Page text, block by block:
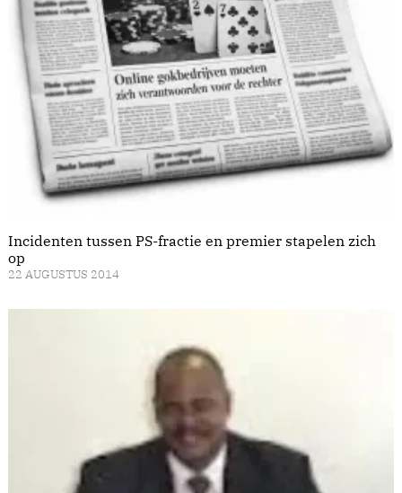
Incidenten tussen PS-fractie en premier stapelen zich
op
22 AUGUSTUS 2014